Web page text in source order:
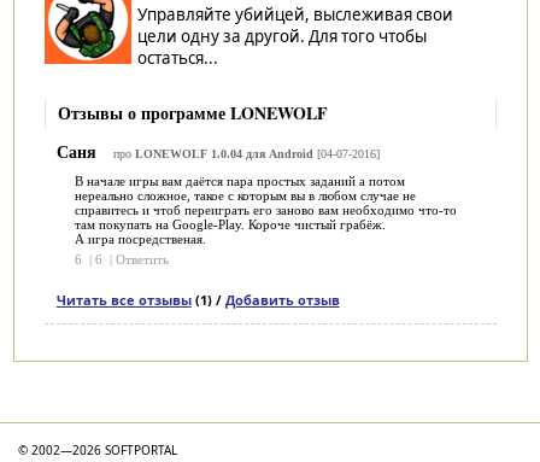
Управляйте убийцей, выслеживая свои
цели одну за другой. Для того чтобы
остаться...
Отзывы о программе LONEWOLF
Саня
про LONEWOLF 1.0.04 для Android [04-07-2016]
В начале игры вам даётся пара простых заданий а потом
нереально сложное, такое с которым вы в любом случае не
справитесь и чтоб переиграть его заново вам необходимо что-то
там покупать на Google-Play. Короче чистый грабёж.
А игра посредственая.
6
6 Ответить
Читать все отзывы(1) / Добавить отзыв
© 2002—2026 SOFTPORTAL